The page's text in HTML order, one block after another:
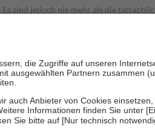
Es sind jedoch nie mehr als die
an bei: